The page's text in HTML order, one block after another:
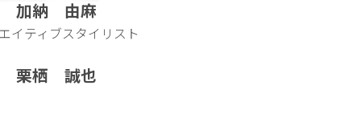
加納 由麻
イティブスタイリスト
栗栖 誠也